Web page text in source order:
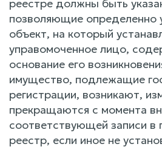
реестре должны быть
позволяющие определенно
объект, на который
управомоченное лицо,
основание его
имущество, подлежащие
регистрации, возникают,
прекращаются с момента
соответствующей записи в
реестр, если иное не